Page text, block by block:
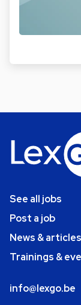
See all jobs
Post a job
News & articles
Trainings &
info@lexgo.be